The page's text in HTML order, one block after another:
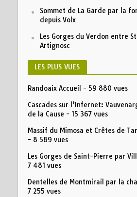
Sommet de La Garde par la
depuis Volx
Les Gorges du Verdon entre
Artignosc
LES PLUS VUES
Randoaix Accueil - 59 880 vues
Cascades sur l’Infernet:
de la Cause - 15 367 vues
Massif du Mimosa et Crêtes de
- 8 589 vues
Les Gorges de Saint-Pierre par
7 481 vues
Dentelles de Montmirail par la
7 255 vues